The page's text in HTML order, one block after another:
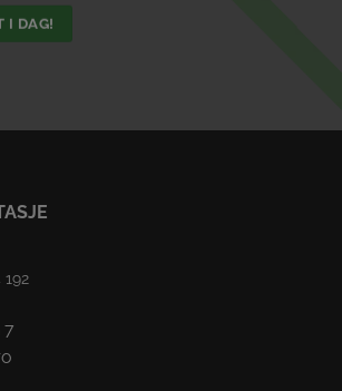
I DAG!
192